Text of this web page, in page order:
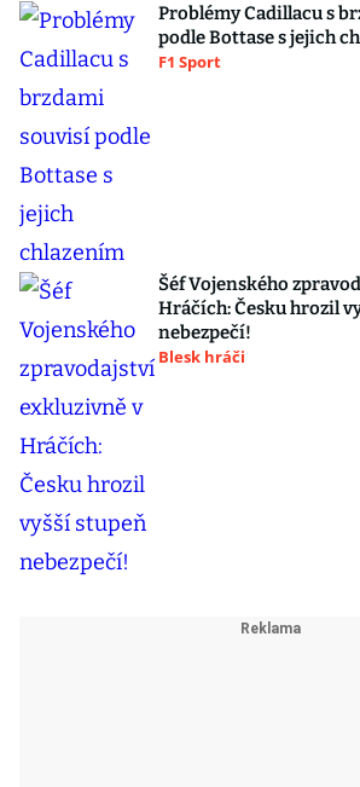
Problémy Cadillacu s
podle Bottase s jejich
F1 Sport
Šéf Vojenského
Hráčích: Česku hrozil
nebezpečí!
Blesk hráči